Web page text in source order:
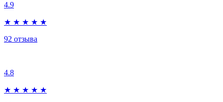
4.9
★ ★ ★ ★ ★
92 отзыва
4.8
★ ★ ★ ★ ★